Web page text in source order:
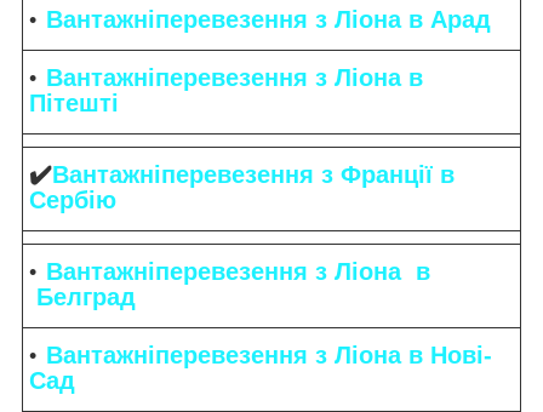
Вантажніперевезення з Ліона в Арад
Вантажніперевезення з Ліона в
Пітешті
✔️Вантажніперевезення з Франції в
Сербію
Вантажніперевезення з Ліона в
Белград
Вантажніперевезення з Ліона в Нові-
Сад